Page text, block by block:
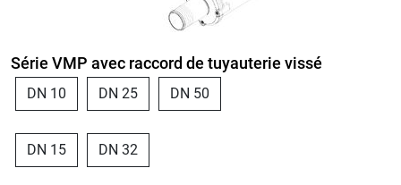
Série VMP avec raccord de tuyauterie vissé
DN 10
DN 15
DN 25
DN 32
DN 50